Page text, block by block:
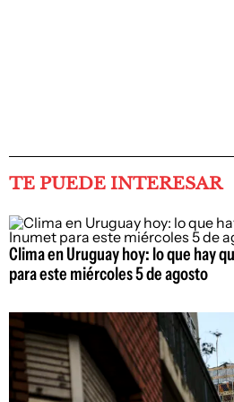
TE PUEDE INTERESAR
Clima en Uruguay hoy: lo que hay
para este miércoles 5 de agosto